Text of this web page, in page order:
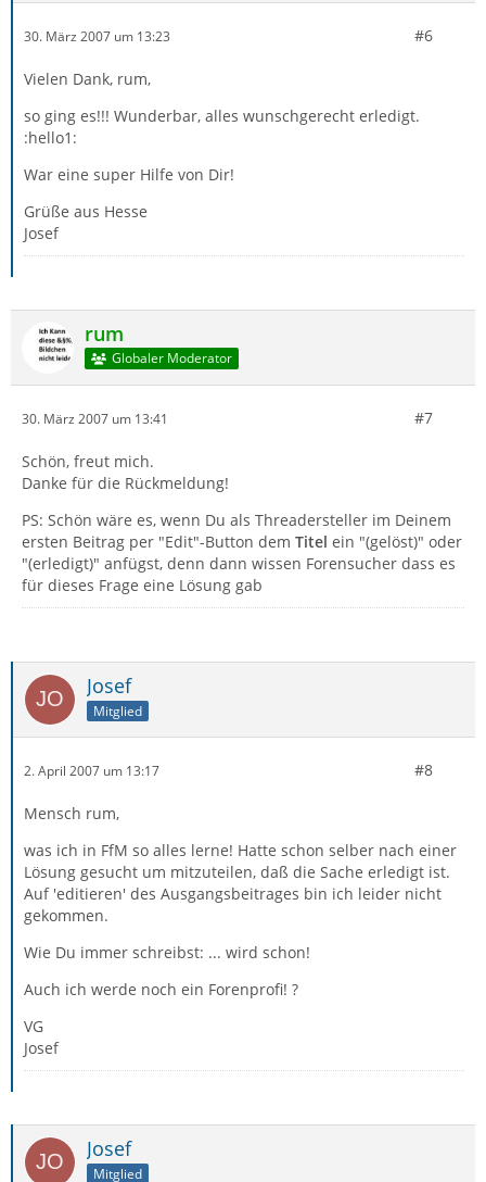
30. März 2007 um 13:23 #6
Vielen Dank, rum,
so ging es!!! Wunderbar, alles wunschgerecht erledigt.
:hello1:
War eine super Hilfe von Dir!
Grüße aus Hesse
Josef
rum
Globaler Moderator
30. März 2007 um 13:41 #7
Schön, freut mich.
Danke für die Rückmeldung!
PS: Schön wäre es, wenn Du als Threadersteller im Deinem
ersten Beitrag per "Edit"-Button dem Titel ein "(gelöst)" oder
"(erledigt)" anfügst, denn dann wissen Forensucher dass es
für dieses Frage eine Lösung gab
Josef
Mitglied
2. April 2007 um 13:17 #8
Mensch rum,
was ich in FfM so alles lerne! Hatte schon selber nach einer
Lösung gesucht um mitzuteilen, daß die Sache erledigt ist.
Auf 'editieren' des Ausgangsbeitrages bin ich leider nicht
gekommen.
Wie Du immer schreibst: ... wird schon!
Auch ich werde noch ein Forenprofi! ?
VG
Josef
Josef
Mitglied